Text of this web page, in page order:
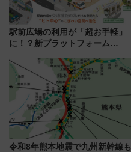
駅前広場の利用が「超お手軽」
に！？新プラットフォーム
マホで簡単申請 物販や演奏会な
どに【JR東日本】
令和8年熊本地震で九州新幹線も